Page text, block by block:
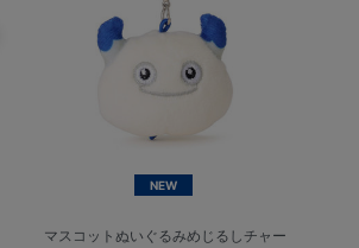
NEW
マスコットぬいぐるみめじるしチャー